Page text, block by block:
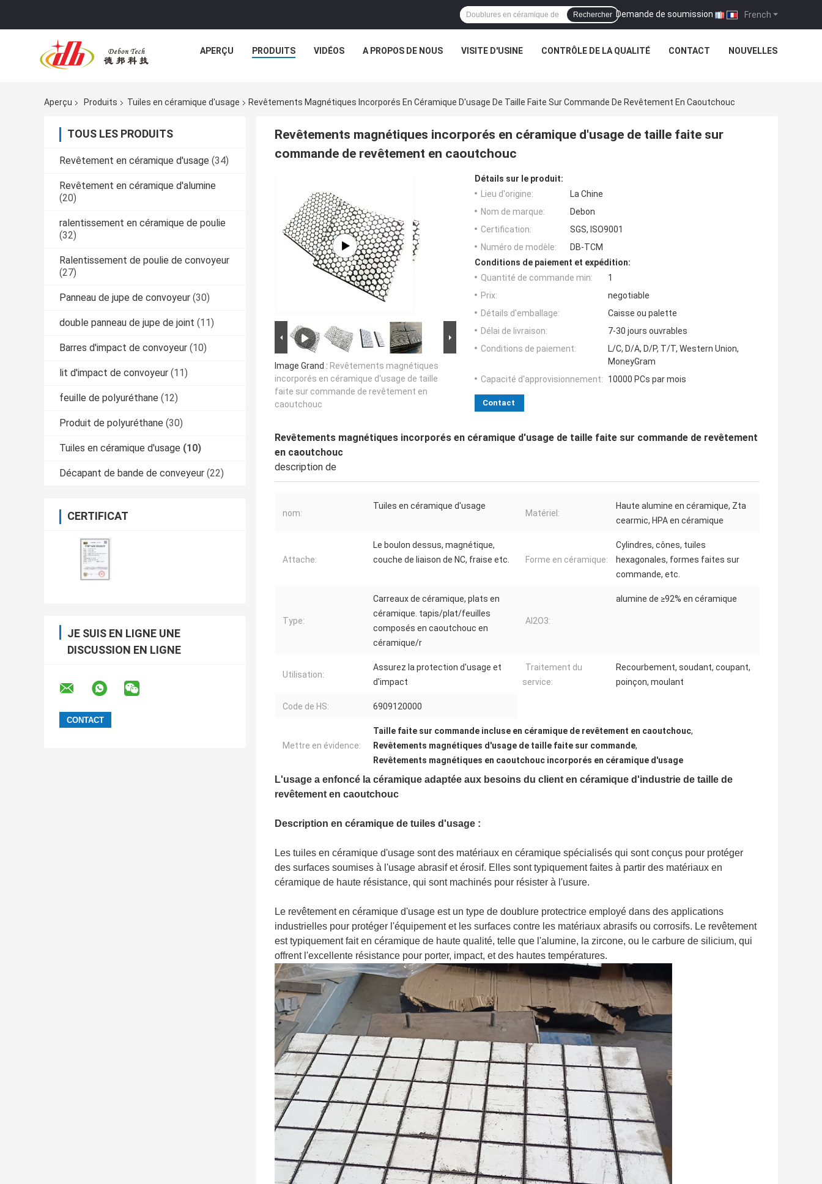
French
Demande de soumission |
Rechercher
APERÇU PRODUITS VIDÉOS A PROPOS DE NOUS VISITE D'USINE CONTRÔLE DE LA QUALITÉ CONTACT NOUVELLES
Aperçu Produits Tuiles en céramique d'usage Revêtements Magnétiques Incorporés En Céramique D'usage De Taille Faite Sur Commande De Revêtement En Caoutchouc
TOUS LES PRODUITS
Revêtement en céramique d'usage (34)
Revêtement en céramique d'alumine
(20)
ralentissement en céramique de poulie
(32)
Ralentissement de poulie de convoyeur
(27)
Panneau de jupe de convoyeur (30)
double panneau de jupe de joint (11)
Barres d'impact de convoyeur (10)
lit d'impact de convoyeur (11)
feuille de polyuréthane (12)
Produit de polyuréthane (30)
Tuiles en céramique d'usage (10)
Décapant de bande de conveyeur (22)
CERTIFICAT
JE SUIS EN LIGNE UNE
DISCUSSION EN LIGNE
Revêtements magnétiques incorporés en céramique d'usage de taille faite sur
commande de revêtement en caoutchouc
Image Grand : Revêtements magnétiques
incorporés en céramique d'usage de taille
faite sur commande de revêtement en
caoutchouc
Détails sur le produit:
Lieu d'origine:
La Chine
Nom de marque:
Debon
Certification:
SGS, ISO9001
Numéro de modèle:
DB-TCM
Conditions de paiement et expédition:
Quantité de commande min:
1
Prix:
negotiable
Détails d'emballage:
Caisse ou palette
Délai de livraison:
7-30 jours ouvrables
Conditions de paiement:
L/C, D/A, D/P, T/T, Western Union,
MoneyGram
Capacité d'approvisionnement:
10000 PCs par mois
Contact
Revêtements magnétiques incorporés en céramique d'usage de taille faite sur commande de revêtement
en caoutchouc
description de
nom:
Tuiles en céramique d'usage
Matériel:
Haute alumine en céramique, Zta
cearmic, HPA en céramique
Attache:
Le boulon dessus, magnétique,
couche de liaison de NC, fraise etc.
Forme en céramique:
Cylindres, cônes, tuiles
hexagonales, formes faites sur
commande, etc.
Type:
Carreaux de céramique, plats en
céramique. tapis/plat/feuilles
composés en caoutchouc en
céramique/r
AI2O3:
alumine de ≥92% en céramique
Utilisation:
Assurez la protection d'usage et
d'impact
Traitement du
service:
Recourbement, soudant, coupant,
poinçon, moulant
Code de HS: 6909120000
Mettre en évidence:
Taille faite sur commande incluse en céramique de revêtement en caoutchouc,
Revêtements magnétiques d'usage de taille faite sur commande,
Revêtements magnétiques en caoutchouc incorporés en céramique d'usage
L'usage a enfoncé la céramique adaptée aux besoins du client en céramique d'industrie de taille de
revêtement en caoutchouc
Description en céramique de tuiles d'usage :
Les tuiles en céramique d'usage sont des matériaux en céramique spécialisés qui sont conçus pour protéger
des surfaces soumises à l'usage abrasif et érosif. Elles sont typiquement faites à partir des matériaux en
céramique de haute résistance, qui sont machinés pour résister à l'usure.
Le revêtement en céramique d'usage est un type de doublure protectrice employé dans des applications
industrielles pour protéger l'équipement et les surfaces contre les matériaux abrasifs ou corrosifs. Le revêtement
est typiquement fait en céramique de haute qualité, telle que l'alumine, la zircone, ou le carbure de silicium, qui
offrent l'excellente résistance pour porter, impact, et des hautes températures.